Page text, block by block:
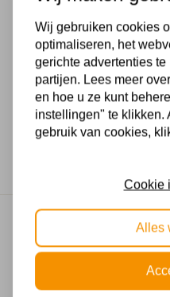
Voltage
Wattage
Gratis
Gratis
Makkelijk
Wij gebruiken cookies
optimaliseren, het
gerichte advertenties
partijen. Lees meer
en hoe u ze kunt
instellingen" te klikken.
gebruik van cookies,
Cookie
Alles